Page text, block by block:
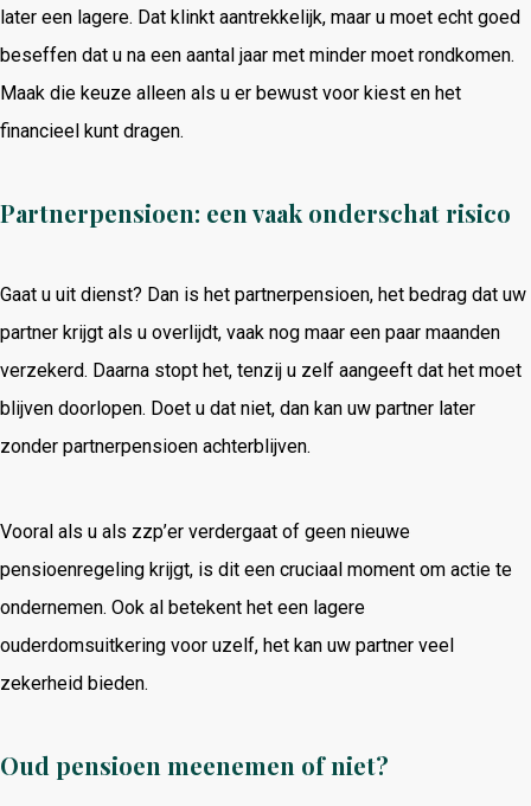
later een lagere. Dat klinkt aantrekkelijk, maar u moet echt goed
beseffen dat u na een aantal jaar met minder moet rondkomen.
Maak die keuze alleen als u er bewust voor kiest en het
financieel kunt dragen.
Partnerpensioen: een vaak onderschat risico
Gaat u uit dienst? Dan is het partnerpensioen, het bedrag dat uw
partner krijgt als u overlijdt, vaak nog maar een paar maanden
verzekerd. Daarna stopt het, tenzij u zelf aangeeft dat het moet
blijven doorlopen. Doet u dat niet, dan kan uw partner later
zonder partnerpensioen achterblijven.
Vooral als u als zzp’er verdergaat of geen nieuwe
pensioenregeling krijgt, is dit een cruciaal moment om actie te
ondernemen. Ook al betekent het een lagere
ouderdomsuitkering voor uzelf, het kan uw partner veel
zekerheid bieden.
Oud pensioen meenemen of niet?